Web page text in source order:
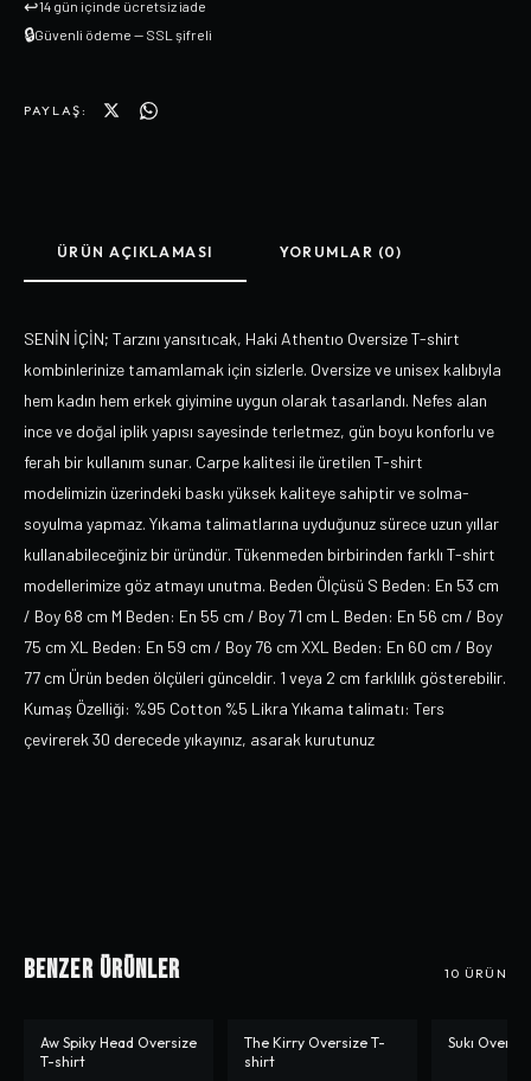
↩14 gün içinde ücretsiz iade
🔒Güvenli ödeme — SSL şifreli
PAYLAŞ:
ÜRÜN AÇIKLAMASI YORUMLAR (0)
SENİN İÇİN; Tarzını yansıtıcak, Haki Athentıo Oversize T-shirt
kombinlerinize tamamlamak için sizlerle. Oversize ve unisex kalıbıyla
hem kadın hem erkek giyimine uygun olarak tasarlandı. Nefes alan
ince ve doğal iplik yapısı sayesinde terletmez, gün boyu konforlu ve
ferah bir kullanım sunar. Carpe kalitesi ile üretilen T-shirt
modelimizin üzerindeki baskı yüksek kaliteye sahiptir ve solma-
soyulma yapmaz. Yıkama talimatlarına uyduğunuz sürece uzun yıllar
kullanabileceğiniz bir üründür. Tükenmeden birbirinden farklı T-shirt
modellerimize göz atmayı unutma. Beden Ölçüsü S Beden: En 53 cm
/ Boy 68 cm M Beden: En 55 cm / Boy 71 cm L Beden: En 56 cm / Boy
75 cm XL Beden: En 59 cm / Boy 76 cm XXL Beden: En 60 cm / Boy
77 cm Ürün beden ölçüleri günceldir. 1 veya 2 cm farklılık gösterebilir.
Kumaş Özelliği: %95 Cotton %5 Likra Yıkama talimatı: Ters
çevirerek 30 derecede yıkayınız, asarak kurutunuz
Benzer Ürünler 10 ÜRÜN
-% 36
Aw Spiky Head Oversize
T-shirt
-%10
The Kirry Oversize T-
shirt
-%10
Sukı